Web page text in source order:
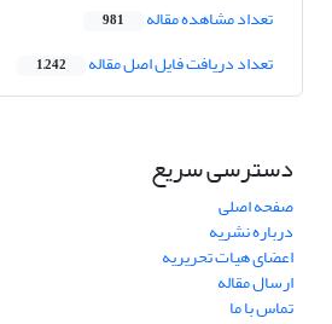
تعداد مشاهده مقاله 981
تعداد دریافت فایل اصل مقاله 1,242
دسترسی سریع
صفحه اصلی
درباره نشریه
اعضای هیات تحریریه
ارسال مقاله
تماس با ما